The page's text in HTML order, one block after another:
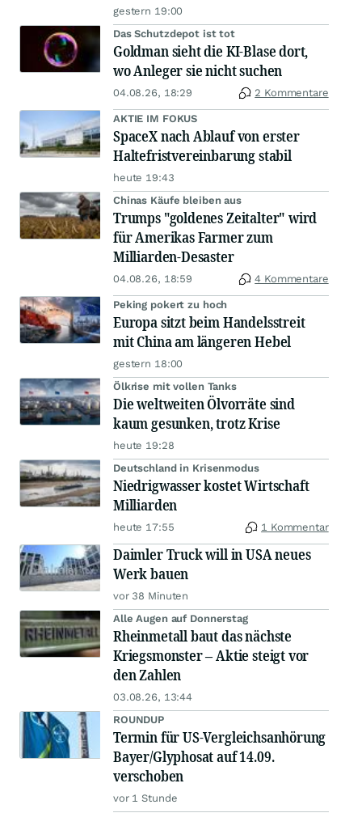
gestern 19:00
Das Schutzdepot ist tot
Goldman sieht die KI-Blase dort,
wo Anleger sie nicht suchen
04.08.26, 18:29 2 Kommentare
AKTIE IM FOKUS
SpaceX nach Ablauf von erster
Haltefristvereinbarung stabil
heute 19:43
Chinas Käufe bleiben aus
Trumps "goldenes Zeitalter" wird
für Amerikas Farmer zum
Milliarden-Desaster
04.08.26, 18:59 4 Kommentare
Peking pokert zu hoch
Europa sitzt beim Handelsstreit
mit China am längeren Hebel
gestern 18:00
Ölkrise mit vollen Tanks
Die weltweiten Ölvorräte sind
kaum gesunken, trotz Krise
heute 19:28
Deutschland in Krisenmodus
Niedrigwasser kostet Wirtschaft
Milliarden
heute 17:55 1 Kommentar
Daimler Truck will in USA neues
Werk bauen
vor 38 Minuten
Alle Augen auf Donnerstag
Rheinmetall baut das nächste
Kriegsmonster – Aktie steigt vor
den Zahlen
03.08.26, 13:44
ROUNDUP
Termin für US-Vergleichsanhörung
Bayer/Glyphosat auf 14.09.
verschoben
vor 1 Stunde